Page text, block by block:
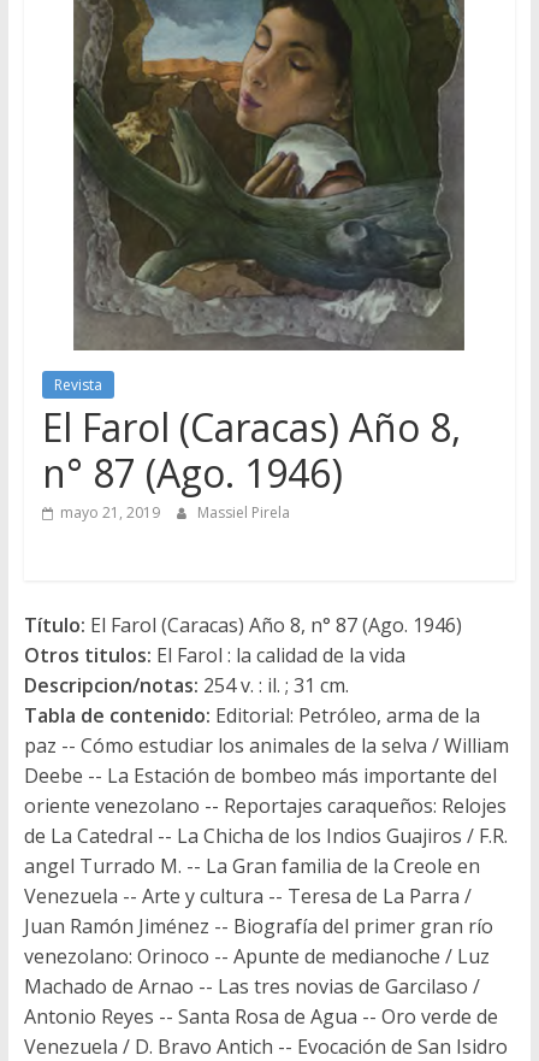
Revista
El Farol (Caracas) Año 8,
n° 87 (Ago. 1946)
mayo 21, 2019 Massiel Pirela
Título: El Farol (Caracas) Año 8, n° 87 (Ago. 1946)
Otros titulos: El Farol : la calidad de la vida
Descripcion/notas: 254 v. : il. ; 31 cm.
Tabla de contenido: Editorial: Petróleo, arma de la
paz -- Cómo estudiar los animales de la selva / William
Deebe -- La Estación de bombeo más importante del
oriente venezolano -- Reportajes caraqueños: Relojes
de La Catedral -- La Chicha de los Indios Guajiros / F.R.
angel Turrado M. -- La Gran familia de la Creole en
Venezuela -- Arte y cultura -- Teresa de La Parra /
Juan Ramón Jiménez -- Biografía del primer gran río
venezolano: Orinoco -- Apunte de medianoche / Luz
Machado de Arnao -- Las tres novias de Garcilaso /
Antonio Reyes -- Santa Rosa de Agua -- Oro verde de
Venezuela / D. Bravo Antich -- Evocación de San Isidro